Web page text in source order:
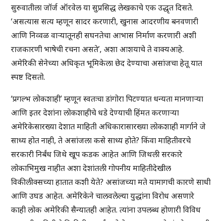
सुरुवातीला जॉर्ज ऑरवेल या सुप्रसिद्ध लेखकाचे एक उद्धृत दिसते.
‘असत्यास सत्य म्हणून सादर करणारी, खुनास आदरणीय बनवणारी
आणि निव्वळ वाऱ्यातूनही सघनतेचा आभास निर्माण करणारी अशी
राजकारणी भाषेची रचना असते’, अशा आशयाचे ते वाक्यआहे.
अमेरिकी सेनेच्या अधिकृत भूमिकेला छेद देण्याचा असांजचा हेतू यात
स्पष्ट दिसतो.
‘प्रगल्भ लोकशाही’ म्हणून स्वतःचा डांगोरा पिटण्यात धन्यता मानणाऱ्या
आणि इतर देशांना लोकशाहीचे धडे देण्याची हिंमत करणाऱ्या
अमेरिकेसारख्या देशात माहिती अधिकारासारख्या लोकशाही मार्गाने जे
साध्य होत नाही, ते असांजला कसे साध्य होते? किंवा माहितीवरचे
सरकारी निर्बंध जिथे खूप कडक आहेत आणि जिथली सरकारे
लोकाभिमुख नाहीत अशा देशांतली गोपनीय माहितीदेखील
विकीलीक्सच्या हातात कशी येते? असांजच्या मते यामागची कारणे साधी
आणि उघड आहेत. अमेरिकेने चालवलेल्या युद्धांना विरोध असणारे
काही लोक अमेरिकी सैन्यातही आहेत. त्यांना उपलब्ध होणारी विविध